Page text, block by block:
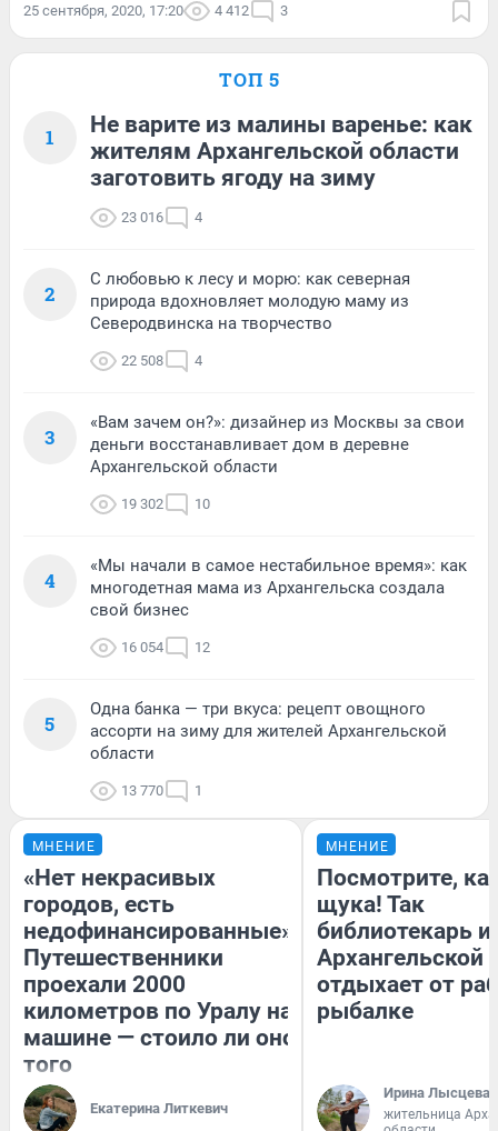
25 сентября, 2020, 17:20 4 412 3
ТОП 5
1
Не варите из малины варенье: как
жителям Архангельской области
заготовить ягоду на зиму
23 016 4
2
С любовью к лесу и морю: как северная
природа вдохновляет молодую маму из
Северодвинска на творчество
22 508 4
3
«Вам зачем он?»: дизайнер из Москвы за свои
деньги восстанавливает дом в деревне
Архангельской области
19 302 10
4
«Мы начали в самое нестабильное время»: как
многодетная мама из Архангельска создала
свой бизнес
16 054 12
5
Одна банка — три вкуса: рецепт овощного
ассорти на зиму для жителей Архангельской
области
13 770 1
МНЕНИЕ
«Нет некрасивых
городов, есть
недофинансированные».
Путешественники
проехали 2000
километров по Уралу на
машине — стоило ли оно
того
Екатерина Литкевич
МНЕНИЕ
Посмотрите,
щука! Так
библиотекарь
Архангельской
отдыхает от
рыбалке
Ирина Лысцева
жительница